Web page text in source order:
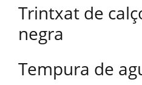
Trintxat de
negra
Tempura de